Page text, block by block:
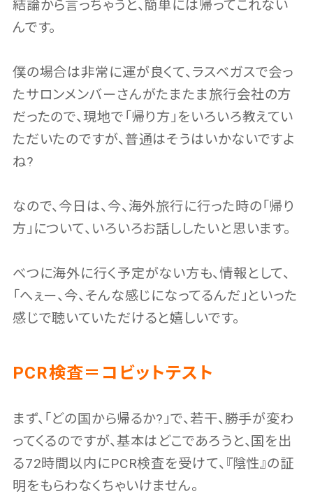
結論から言っちゃうと、簡単には帰ってこれない
んです。
僕の場合は非常に運が良くて、ラスベガスで会っ
たサロンメンバーさんがたまたま旅行会社の方
だったので、現地で「帰り方」をいろいろ教えてい
ただいたのですが、普通はそうはいかないですよ
ね?
なので、今日は、今、海外旅行に行った時の「帰り
方」について、いろいろお話ししたいと思います。
べつに海外に行く予定がない方も、情報として、
「へぇー、今、そんな感じになってるんだ」といった
感じで聴いていただけると嬉しいです。
PCR検査＝コビットテスト
まず、「どの国から帰るか?」で、若干、勝手が変わ
ってくるのですが、基本はどこであろうと、国を出
る72時間以内にPCR検査を受けて、『陰性』の証
明をもらわなくちゃいけません。